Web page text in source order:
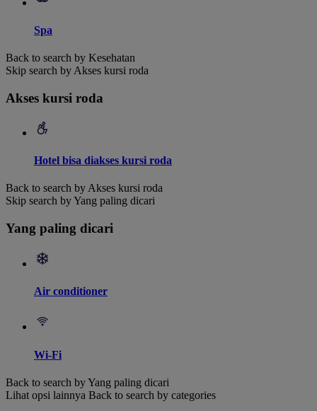
Spa
Back to search by Kesehatan
Skip search by Akses kursi roda
Akses kursi roda
Hotel bisa diakses kursi roda
Back to search by Akses kursi roda
Skip search by Yang paling dicari
Yang paling dicari
Air conditioner
Wi-Fi
Back to search by Yang paling dicari
Lihat opsi lainnya Back to search by categories